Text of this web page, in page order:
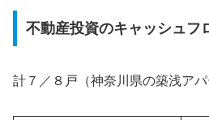
不動産投資のキャッシュフ
計７／８戸（神奈川県の築浅アパ